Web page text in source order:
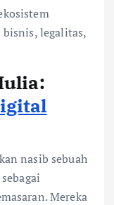
legalitas,
nasib sebuah
Mereka